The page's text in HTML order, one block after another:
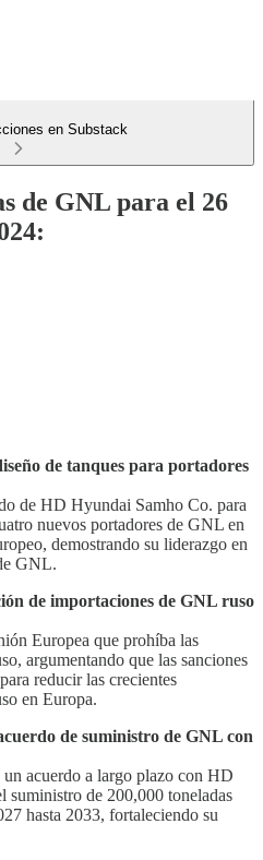
en Substack
de GNL para el 26
de tanques para portadores
de HD Hyundai Samho Co. para
nuevos portadores de GNL en
demostrando su liderazgo en
GNL.
de importaciones de GNL ruso
Europea que prohíba las
argumentando que las sanciones
reducir las crecientes
en Europa.
de suministro de GNL con
acuerdo a largo plazo con HD
suministro de 200,000 toneladas
hasta 2033, fortaleciendo su